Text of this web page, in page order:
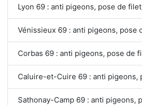
Lyon 69 : anti pigeons, pose de
Vénissieux 69 : anti pigeons, pose
Corbas 69 : anti pigeons, pose de
Caluire-et-Cuire 69 : anti pigeons,
Sathonay-Camp 69 : anti pigeons,